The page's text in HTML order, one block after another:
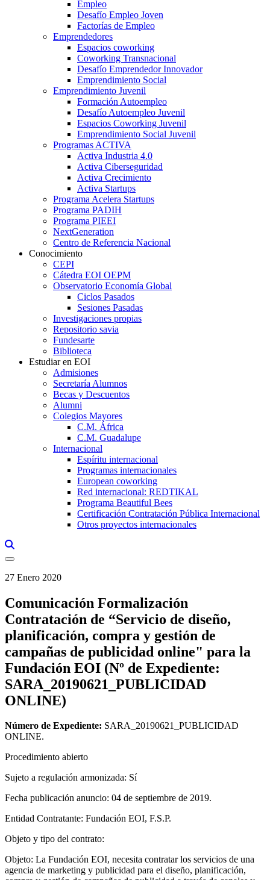
Empleo
Desafío Empleo Joven
Factorías de Empleo
Emprendedores
Espacios coworking
Coworking Transnacional
Desafío Emprendedor Innovador
Emprendimiento Social
Emprendimiento Juvenil
Formación Autoempleo
Desafío Autoempleo Juvenil
Espacios Coworking Juvenil
Emprendimiento Social Juvenil
Programas ACTIVA
Activa Industria 4.0
Activa Ciberseguridad
Activa Crecimiento
Activa Startups
Programa Acelera Startups
Programa PADIH
Programa PIEEI
NextGeneration
Centro de Referencia Nacional
Conocimiento
CEPI
Cátedra EOI OEPM
Observatorio Economía Global
Ciclos Pasados
Sesiones Pasadas
Investigaciones propias
Repositorio savia
Fundesarte
Biblioteca
Estudiar en EOI
Admisiones
Secretaría Alumnos
Becas y Descuentos
Alumni
Colegios Mayores
C.M. África
C.M. Guadalupe
Internacional
Espíritu internacional
Programas internacionales
European coworking
Red internacional: REDTIKAL
Programa Beautiful Bees
Certificación Contratación Pública Internacional
Otros proyectos internacionales
27 Enero 2020
Comunicación Formalización
Contratación de “Servicio de diseño,
planificación, compra y gestión de
campañas de publicidad online" para la
Fundación EOI (Nº de Expediente:
SARA_20190621_PUBLICIDAD
ONLINE)
Número de Expediente: SARA_20190621_PUBLICIDAD
ONLINE.
Procedimiento abierto
Sujeto a regulación armonizada: Sí
Fecha publicación anuncio: 04 de septiembre de 2019.
Entidad Contratante: Fundación EOI, F.S.P.
Objeto y tipo del contrato:
Objeto: La Fundación EOI, necesita contratar los servicios de una
agencia de marketing y publicidad para el diseño, planificación,